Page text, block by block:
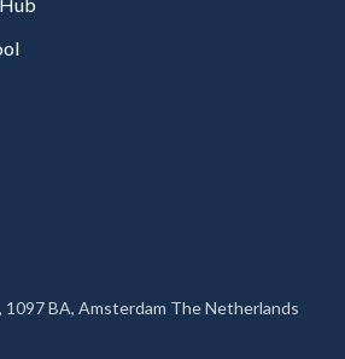
BA, Amsterdam The Netherlands